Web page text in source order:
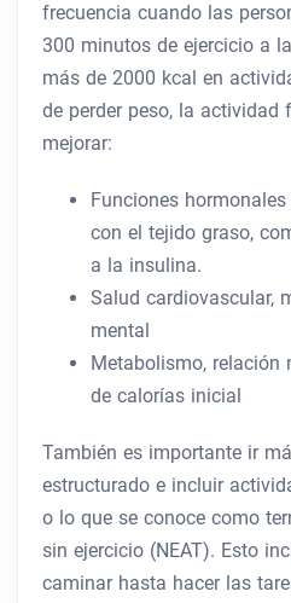
frecuencia cuando las
300 minutos de ejercicio a
más de 2000 kcal en
de perder peso, la actividad
mejorar:
Funciones
con el tejido graso,
a la insulina.
Salud cardiovascular,
mental
Metabolismo, relación
de calorías inicial
También es importante ir
estructurado e incluir
o lo que se conoce como
sin ejercicio (NEAT). Esto
caminar hasta hacer las